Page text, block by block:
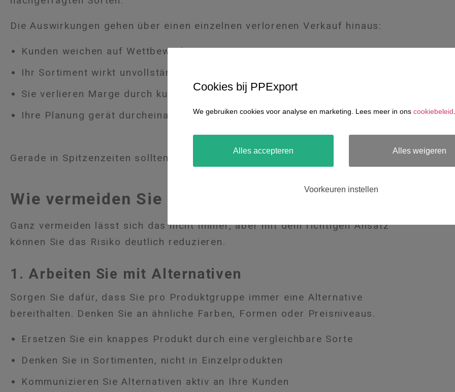
Die Auswirkungen gehen über einen einzelnen verlorenen Verkauf hinaus:
Kunden weichen auf Wettbewerber aus
Ihr Sortiment wirkt unvollständig
Sie verlieren Marge durch kurzfristige Alternativen
Ihre Planung gerät durcheinander
Gerade in Spitzenzeiten sollten Sie das so weit wie möglich vermeiden.
Wie vermeiden Sie Fehlverkäufe im Frühjahr?
Ganz vermeiden lässt sich das nicht immer, aber mit dem richtigen Ansatz
können Sie das Risiko deutlich reduzieren.
1. Arbeiten Sie mit Alternativen
Sorgen Sie dafür, dass Sie pro Produktgruppe immer eine Alternative
bereithalten. Denken Sie an ähnliche Farben, Formen oder Preisniveaus.
Ersetzen Sie ein knappes Produkt durch eine vergleichbare Sorte
Denken Sie in Sortimenten, nicht in Einzelprodukten
Kommunizieren Sie Alternativen aktiv an Ihre Kunden
Cookies bij PPExport
We gebruiken cookies voor analyse en marketing. Lees meer in ons cookiebeleid
Alles accepteren Alles weigeren
Voorkeuren instellen